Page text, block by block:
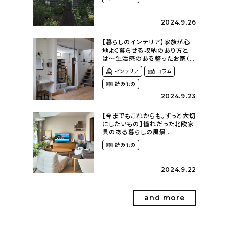
2024.9.26
【暮らしのインテリア】家族が心
地よく暮らせる収納のあり方と
は〜生活感のある整ったお家（
kaya___ieさん）
インテリア
コラム
読みもの
2024.9.23
【今までもこれからも。ずっと大切
にしたいもの】憧れだった北欧家
具のある暮らしの風景
（m._.k_homeさん）
読みもの
2024.9.22
and more